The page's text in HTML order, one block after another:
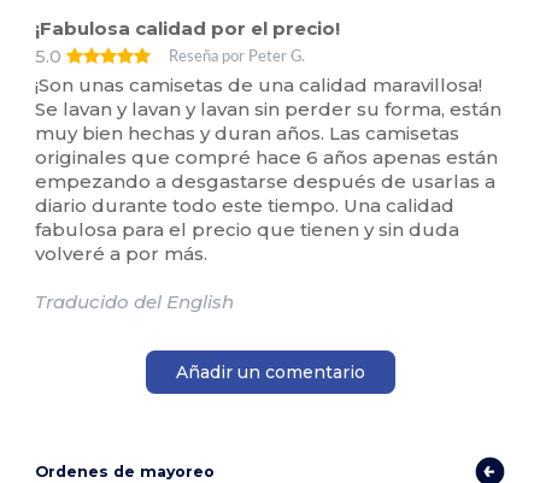
¡Fabulosa calidad por el precio!
5.0
Reseña por Peter G.
¡Son unas camisetas de una calidad maravillosa!
Se lavan y lavan y lavan sin perder su forma, están
muy bien hechas y duran años. Las camisetas
originales que compré hace 6 años apenas están
empezando a desgastarse después de usarlas a
diario durante todo este tiempo. Una calidad
fabulosa para el precio que tienen y sin duda
volveré a por más.
Traducido del English
Añadir un comentario
Ordenes de mayoreo